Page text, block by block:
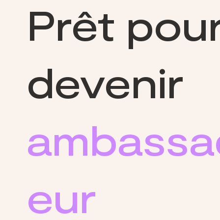
Masterclass France Qualité :
Geninc réunit son réseau de
Prêt
devenir
eur